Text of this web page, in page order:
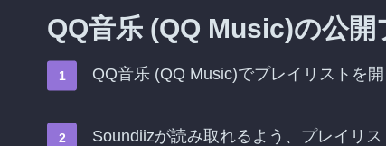
QQ音乐 (QQ Music)の公
QQ音乐 (QQ Music)でプレイリストを開
Soundiizが読み取れるよう、プレイリ